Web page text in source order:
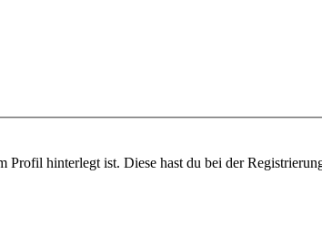
hinterlegt ist. Diese hast du bei der